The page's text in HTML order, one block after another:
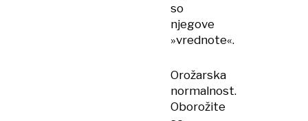
so
njegove
»vrednote«.
Orožarska
normalnost.
Oborožite